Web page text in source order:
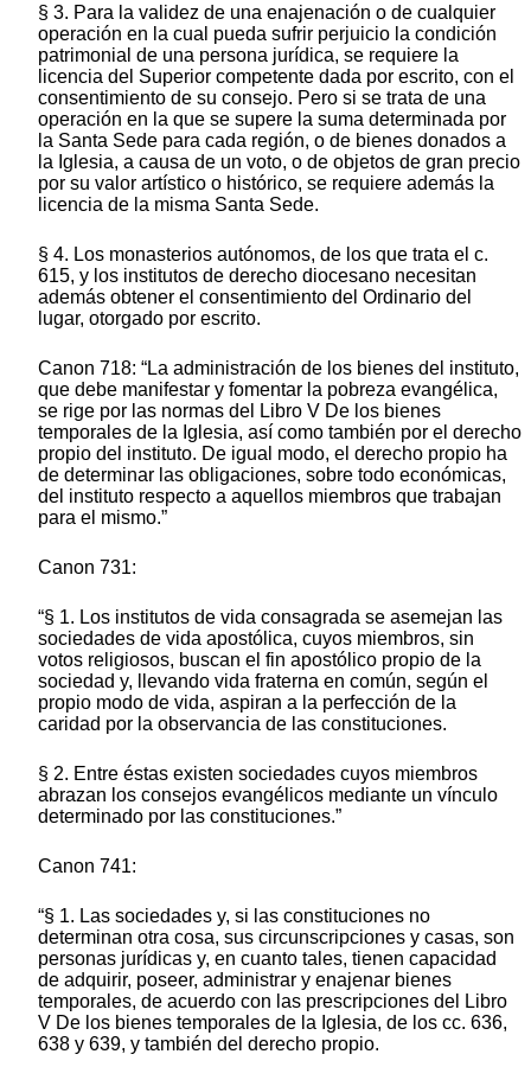
§ 3. Para la validez de una enajenación o de cualquier
operación en la cual pueda sufrir perjuicio la condición
patrimonial de una persona jurídica, se requiere la
licencia del Superior competente dada por escrito, con el
consentimiento de su consejo. Pero si se trata de una
operación en la que se supere la suma determinada por
la Santa Sede para cada región, o de bienes donados a
la Iglesia, a causa de un voto, o de objetos de gran precio
por su valor artístico o histórico, se requiere además la
licencia de la misma Santa Sede.
§ 4. Los monasterios autónomos, de los que trata el c.
615, y los institutos de derecho diocesano necesitan
además obtener el consentimiento del Ordinario del
lugar, otorgado por escrito.
Canon 718: “La administración de los bienes del instituto,
que debe manifestar y fomentar la pobreza evangélica,
se rige por las normas del Libro V De los bienes
temporales de la Iglesia, así como también por el derecho
propio del instituto. De igual modo, el derecho propio ha
de determinar las obligaciones, sobre todo económicas,
del instituto respecto a aquellos miembros que trabajan
para el mismo.”
Canon 731:
“§ 1. Los institutos de vida consagrada se asemejan las
sociedades de vida apostólica, cuyos miembros, sin
votos religiosos, buscan el fin apostólico propio de la
sociedad y, llevando vida fraterna en común, según el
propio modo de vida, aspiran a la perfección de la
caridad por la observancia de las constituciones.
§ 2. Entre éstas existen sociedades cuyos miembros
abrazan los consejos evangélicos mediante un vínculo
determinado por las constituciones.”
Canon 741:
“§ 1. Las sociedades y, si las constituciones no
determinan otra cosa, sus circunscripciones y casas, son
personas jurídicas y, en cuanto tales, tienen capacidad
de adquirir, poseer, administrar y enajenar bienes
temporales, de acuerdo con las prescripciones del Libro
V De los bienes temporales de la Iglesia, de los cc. 636,
638 y 639, y también del derecho propio.